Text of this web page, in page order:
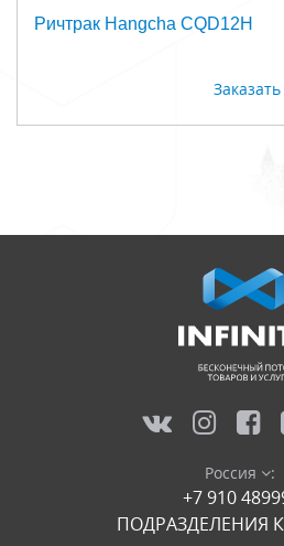
Ричтрак Hangcha CQD12H
Заказать
Россия :
+7 910
ПОДРАЗДЕЛЕНИЯ